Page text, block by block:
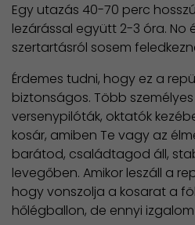
Egy utazás 40-70 perc
lezárással együtt 2-3 óra. No
szertartásról sosem
Érdemes tudni, hogy ez a
biztonságos. Több
versenypilóták, oktatók
kosár, amiben Te vagy az
barátod, családtagod áll,
levegőben. Amikor leszáll a
hogy vonszolja a kosarat a
hőlégballon, de ennyi